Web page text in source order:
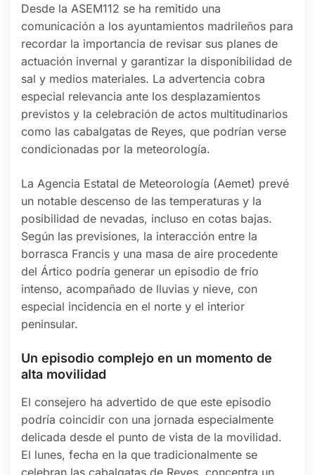
Desde la ASEM112 se ha remitido una
comunicación a los ayuntamientos madrileños para
recordar la importancia de revisar sus planes de
actuación invernal y garantizar la disponibilidad de
sal y medios materiales. La advertencia cobra
especial relevancia ante los desplazamientos
previstos y la celebración de actos multitudinarios
como las cabalgatas de Reyes, que podrían verse
condicionadas por la meteorología.
La Agencia Estatal de Meteorología (Aemet) prevé
un notable descenso de las temperaturas y la
posibilidad de nevadas, incluso en cotas bajas.
Según las previsiones, la interacción entre la
borrasca Francis y una masa de aire procedente
del Ártico podría generar un episodio de frío
intenso, acompañado de lluvias y nieve, con
especial incidencia en el norte y el interior
peninsular.
Un episodio complejo en un momento de
alta movilidad
El consejero ha advertido de que este episodio
podría coincidir con una jornada especialmente
delicada desde el punto de vista de la movilidad.
El lunes, fecha en la que tradicionalmente se
celebran las cabalgatas de Reyes, concentra un